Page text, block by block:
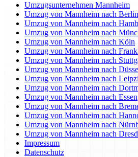
Umzugsunternehmen Mannheim
Umzug von Mannheim nach Berlin
Umzug von Mannheim nach
Umzug von Mannheim nach
Umzug von Mannheim nach Köln
Umzug von Mannheim nach
Umzug von Mannheim nach
Umzug von Mannheim nach
Umzug von Mannheim nach
Umzug von Mannheim nach
Umzug von Mannheim nach Essen
Umzug von Mannheim nach
Umzug von Mannheim nach
Umzug von Mannheim nach
Umzug von Mannheim nach
Impressum
Datenschutz